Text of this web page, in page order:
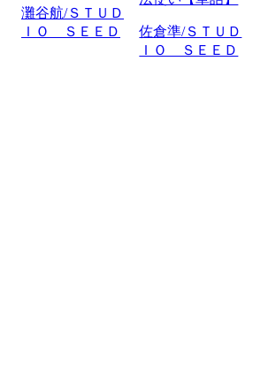
灘谷航/ＳＴＵＤ
ＩＯ ＳＥＥＤ
佐倉準/ＳＴＵＤ
ＩＯ ＳＥＥＤ